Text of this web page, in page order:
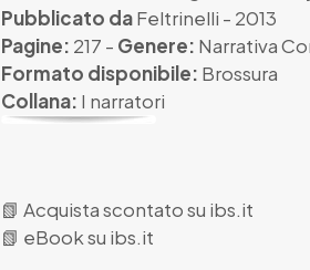
Pubblicato daFeltrinelli - 2013
Pagine: 217 - Genere: Narrativa
Formato disponibile: Brossura
Collana: I narratori
📗 Acquista scontato su ibs.it
📗 eBook su ibs.it